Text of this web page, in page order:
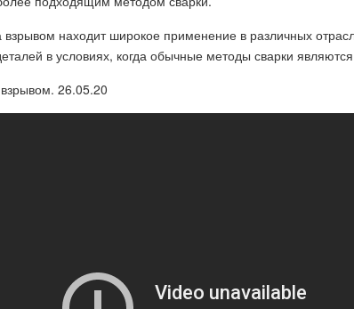
находит широкое применение в различных
в условиях, когда обычные методы сварки
26.05.20